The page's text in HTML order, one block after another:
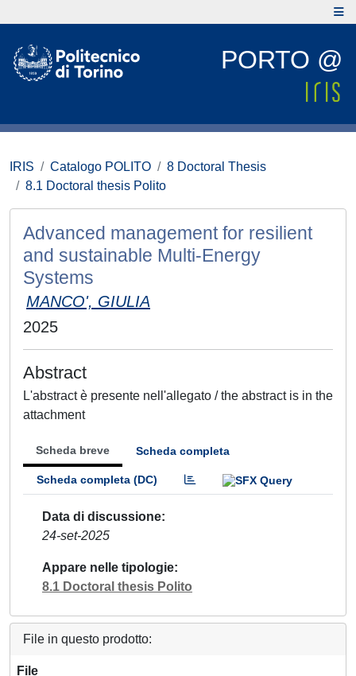
PORTO @
IRIS Catalogo POLITO
8 Doctoral Thesis
8.1 Doctoral thesis Polito
Advanced management for resilient
and sustainable Multi-Energy
Systems
MANCO', GIULIA
2025
Abstract
L'abstract è presente nell'allegato / the abstract is in the
attachment
Scheda breve Scheda completa
Scheda completa (DC)
Data di discussione
24-set-2025
Appare nelle tipologie
8.1 Doctoral thesis Polito
File in questo prodotto:
File